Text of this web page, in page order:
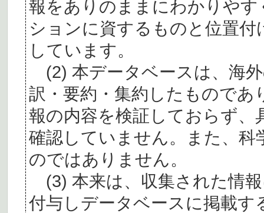
報をありのままにわかりや
ションに資するものと位置
しています。
(2) 本データベースは、海
訳・要約・集約したものであ
報の内容を検証しておらず、
確認していません。また、
のではありません。
(3) 本来は、収集された情
付与しデータベースに掲載